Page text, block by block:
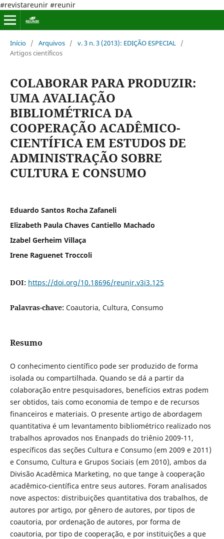
#revistareunir #reunir
Início / Arquivos / v. 3 n. 3 (2013): EDIÇÃO ESPECIAL /
Artigos científicos
COLABORAR PARA PRODUZIR:
UMA AVALIAÇÃO
BIBLIOMÉTRICA DA
COOPERAÇÃO ACADÊMICO-
CIENTÍFICA EM ESTUDOS DE
ADMINISTRAÇÃO SOBRE
CULTURA E CONSUMO
Eduardo Santos Rocha Zafaneli
Elizabeth Paula Chaves Cantiello Machado
Izabel Gerheim Villaça
Irene Raguenet Troccoli
DOI: https://doi.org/10.18696/reunir.v3i3.125
Palavras-chave: Coautoria, Cultura, Consumo
Resumo
O conhecimento científico pode ser produzido de forma
isolada ou compartilhada. Quando se dá a partir da
colaboração entre pesquisadores, benefícios extras podem
ser obtidos, tais como economia de tempo e de recursos
financeiros e materiais. O presente artigo de abordagem
quantitativa é um levantamento bibliométrico realizado nos
trabalhos aprovados nos Enanpads do triênio 2009-11,
específicos das seções Cultura e Consumo (em 2009 e 2011)
e Consumo, Cultura e Grupos Sociais (em 2010), ambos da
Divisão Acadêmica Marketing, no que tange à cooperação
acadêmico-científica entre seus autores. Foram analisados
nove aspectos: distribuições quantitativa dos trabalhos, de
autores por artigo, por gênero de autores, por tipos de
coautoria, por ordenação de autores, por forma de
coautoria, por tipo de cooperação, e por instituições a que